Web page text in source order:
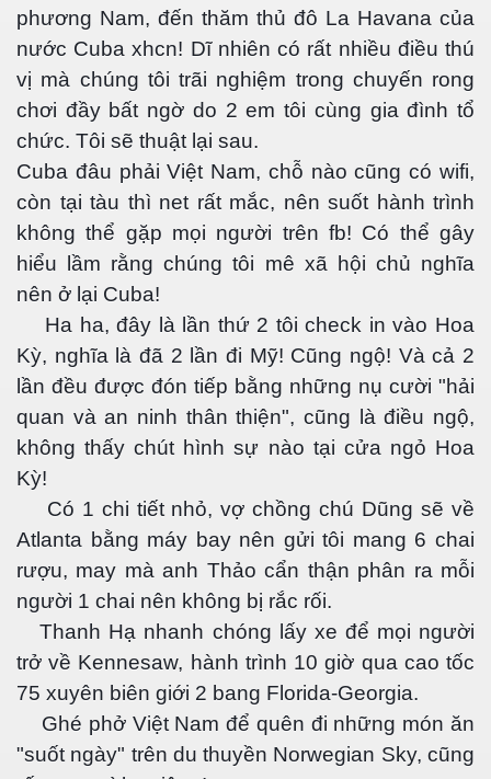
phương Nam, đến thăm thủ đô La Havana của
nước Cuba xhcn! Dĩ nhiên có rất nhiều điều thú
vị mà chúng tôi trãi nghiệm trong chuyến rong
chơi đầy bất ngờ do 2 em tôi cùng gia đình tổ
chức. Tôi sẽ thuật lại sau.
Cuba đâu phải Việt Nam, chỗ nào cũng có wifi,
còn tại tàu thì net rất mắc, nên suốt hành trình
không thể gặp mọi người trên fb! Có thể gây
hiểu lầm rằng chúng tôi mê xã hội chủ nghĩa
nên ở lại Cuba!
Ha ha, đây là lần thứ 2 tôi check in vào Hoa
Kỳ, nghĩa là đã 2 lần đi Mỹ! Cũng ngộ! Và cả 2
lần đều được đón tiếp bằng những nụ cười "hải
quan và an ninh thân thiện", cũng là điều ngộ,
không thấy chút hình sự nào tại cửa ngỏ Hoa
Kỳ!
Có 1 chi tiết nhỏ, vợ chồng chú Dũng sẽ về
Atlanta bằng máy bay nên gửi tôi mang 6 chai
rượu, may mà anh Thảo cẩn thận phân ra mỗi
người 1 chai nên không bị rắc rối.
Thanh Hạ nhanh chóng lấy xe để mọi người
trở về Kennesaw, hành trình 10 giờ qua cao tốc
75 xuyên biên giới 2 bang Florida-Georgia.
Ghé phở Việt Nam để quên đi những món ăn
"suốt ngày" trên du thuyền Norwegian Sky, cũng